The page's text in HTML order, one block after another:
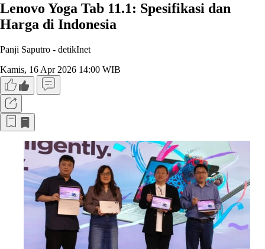
Lenovo Yoga Tab 11.1: Spesifikasi dan
Harga di Indonesia
Panji Saputro - detikInet
Kamis, 16 Apr 2026 14:00 WIB